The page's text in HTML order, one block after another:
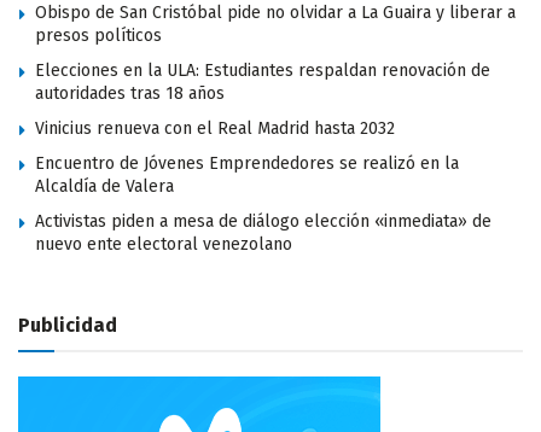
Obispo de San Cristóbal pide no olvidar a La Guaira y liberar a
presos políticos
Elecciones en la ULA: Estudiantes respaldan renovación de
autoridades tras 18 años
Vinicius renueva con el Real Madrid hasta 2032
Encuentro de Jóvenes Emprendedores se realizó en la
Alcaldía de Valera
Activistas piden a mesa de diálogo elección «inmediata» de
nuevo ente electoral venezolano
Publicidad